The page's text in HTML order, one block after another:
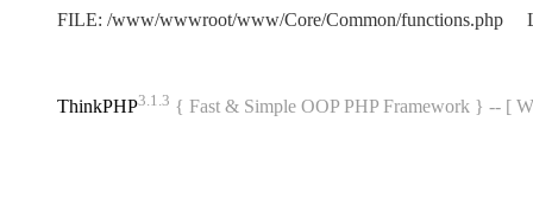
FILE: /www/wwwroot/www/Core/Common/functions.php
ThinkPHP3.1.3 { Fast & Simple OOP PHP Framework } -- [